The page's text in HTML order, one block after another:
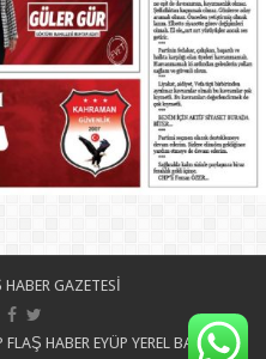
GAZETESİ
HABER EYÜP YEREL BASIN